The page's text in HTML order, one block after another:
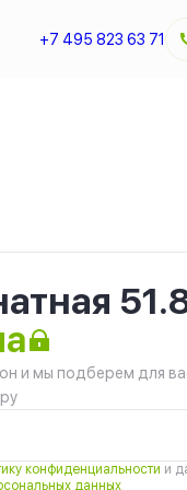
+7 495 823 63 71
и мы подберем для
конфиденциальности и
данных